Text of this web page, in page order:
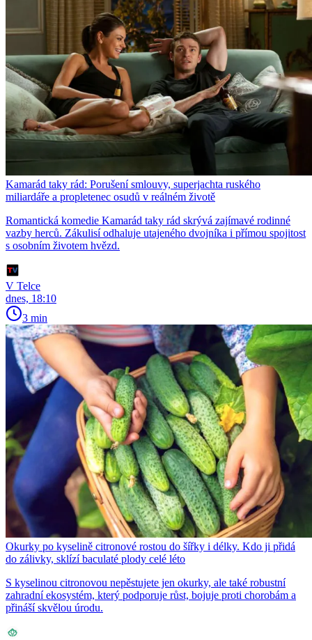
Kamarád taky rád: Porušení smlouvy, superjachta ruského
miliardáře a propletenec osudů v reálném životě
Romantická komedie Kamarád taky rád skrývá zajímavé rodinné
vazby herců. Zákulisí odhaluje utajeného dvojníka i přímou spojitost
s osobním životem hvězd.
V Telce
dnes, 18:10
3 min
Okurky po kyselině citronové rostou do šířky i délky. Kdo ji přidá
do zálivky, sklízí baculaté plody celé léto
S kyselinou citronovou nepěstujete jen okurky, ale také robustní
zahradní ekosystém, který podporuje růst, bojuje proti chorobám a
přináší skvělou úrodu.